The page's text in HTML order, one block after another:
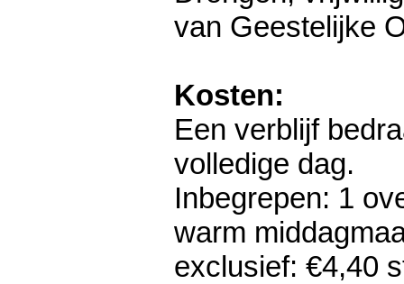
van Geestelijke
Kosten:
Een verblijf
volledige dag.
Inbegrepen: 1
warm
exclusief: €4,40